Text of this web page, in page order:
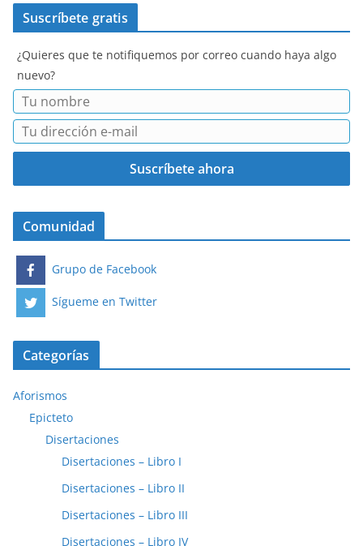
Suscríbete gratis
¿Quieres que te notifiquemos por correo cuando haya algo
nuevo?
Comunidad
Grupo de Facebook
Sígueme en Twitter
Categorías
Aforismos
Epicteto
Disertaciones
Disertaciones – Libro I
Disertaciones – Libro II
Disertaciones – Libro III
Disertaciones – Libro IV